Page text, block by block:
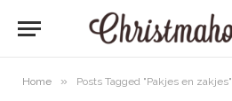
Home » Posts Tagged "Pakjes en zakjes"